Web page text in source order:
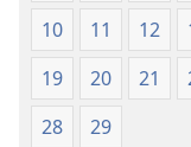
10
11 12
19
20 21
28
29